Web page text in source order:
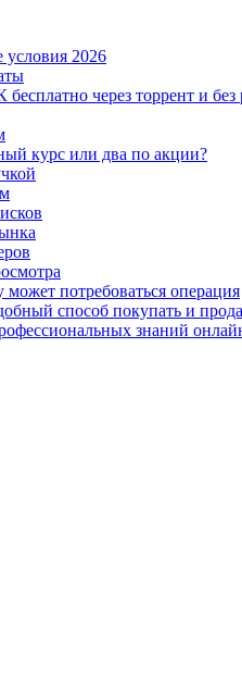
2026
через торрент и без
курс или два по акции?
потребоваться операция
способ покупать и
знаний